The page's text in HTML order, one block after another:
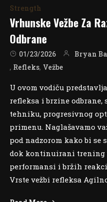
Strength
Vrhunske Vežbe Za
Odbrane
01/23/2026 Bryan
, Refleks, Vežbe
U ovom vodiču
refleksa i brzine
tehniku, progresivnog
primenu. Naglašavamo
pod nadzorom kako bi se
dok kontinuirani trening
performansi i bržih
Vrste vežbi refleksa